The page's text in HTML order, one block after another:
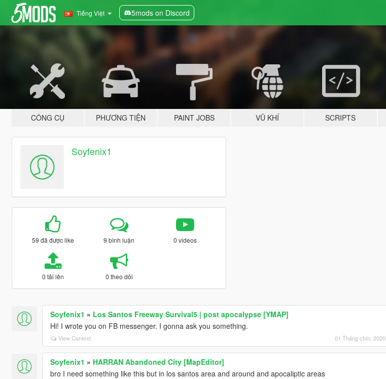
Tiếng Việt 5mods on Discord
CÔNG CỤ PHƯƠNG TIỆN PAINT JOBS VŨ KHÍ SCRIPTS
Soyfenix1
59 đã được like 9 bình luận 0 videos
0 tải lên 0 theo dõi
Soyfenix1 » Los Santos Freeway Survival5 | post apocalypse [YMAP]
Hi! I wrote you on FB messenger. I gonna ask you something.
View Context 01 Tháng chín, 2020
Soyfenix1 » HARRAN Abandoned City [MapEditor]
bro I need something like this but in los santos area and around and apocaliptic areas